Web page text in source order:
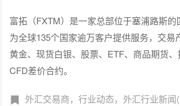
富拓（FXTM）是一家总部位于塞浦路斯的
为全球135个国家逾万客户提供服务，交易
黄金、现货白银、股票、ETF、商品期货
CFD差价合约。
外汇交易商，行业动态，外汇行业新闻